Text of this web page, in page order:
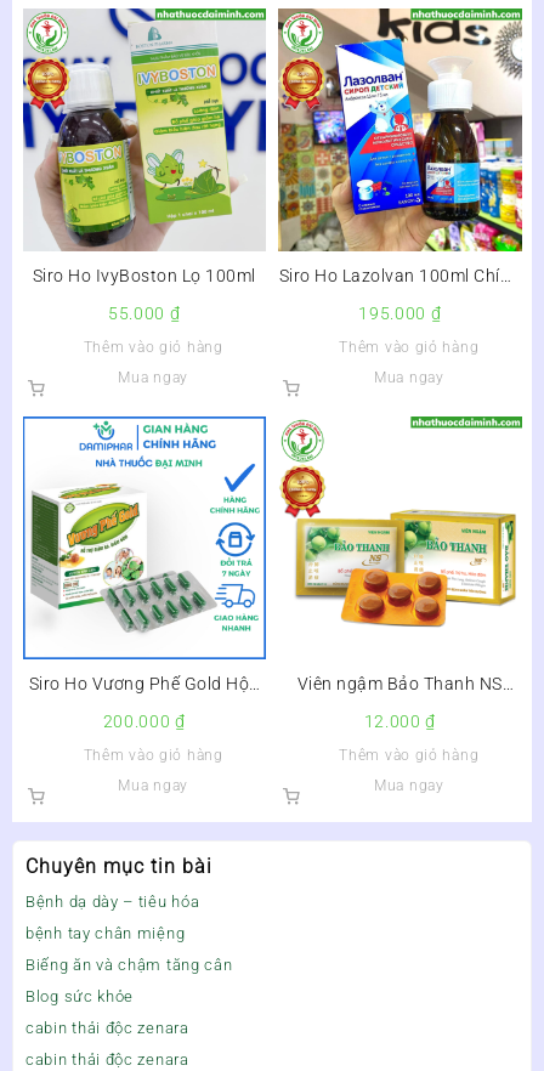
Chuyên mục tin bài
Bệnh dạ dày – tiêu hóa
bệnh tay chân miệng
Biếng ăn và chậm tăng cân
Blog sức khỏe
cabin thải độc zenara
cabin thải độc zenara
Siro Ho IvyBoston Lọ 100ml
55.000 ₫
Thêm vào giỏ hàng
Mua ngay
Siro Ho Lazolvan 100ml Chính
195.000 ₫
Thêm vào giỏ hàng
Mua ngay
Siro Ho Vương Phế Gold Hộp
200.000₫
Thêm vào giỏ hàng
Mua ngay
Viên ngậm Bảo Thanh NS
12.000₫
Thêm vào giỏ hàng
Mua ngay